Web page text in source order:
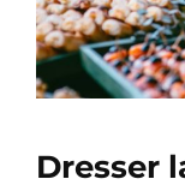
Dresser